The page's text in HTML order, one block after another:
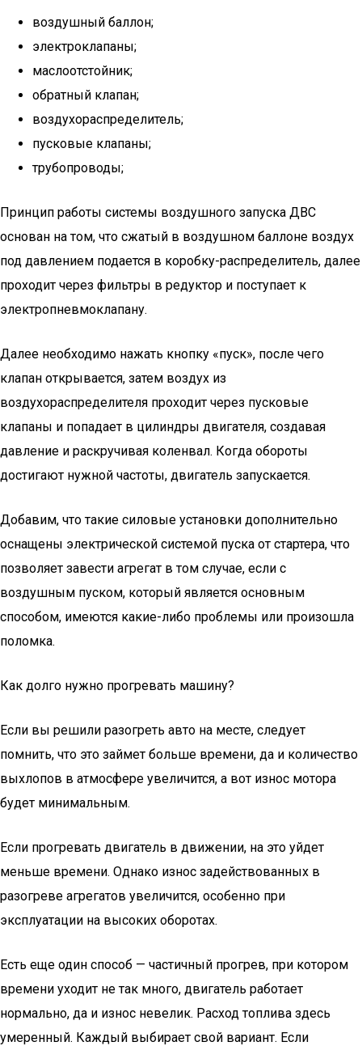
воздушный баллон;
электроклапаны;
маслоотстойник;
обратный клапан;
воздухораспределитель;
пусковые клапаны;
трубопроводы;
Принцип работы системы воздушного запуска ДВС
основан на том, что сжатый в воздушном баллоне воздух
под давлением подается в коробку-распределитель, далее
проходит через фильтры в редуктор и поступает к
электропневмоклапану.
Далее необходимо нажать кнопку «пуск», после чего
клапан открывается, затем воздух из
воздухораспределителя проходит через пусковые
клапаны и попадает в цилиндры двигателя, создавая
давление и раскручивая коленвал. Когда обороты
достигают нужной частоты, двигатель запускается.
Добавим, что такие силовые установки дополнительно
оснащены электрической системой пуска от стартера, что
позволяет завести агрегат в том случае, если с
воздушным пуском, который является основным
способом, имеются какие-либо проблемы или произошла
поломка.
Как долго нужно прогревать машину?
Если вы решили разогреть авто на месте, следует
помнить, что это займет больше времени, да и количество
выхлопов в атмосфере увеличится, а вот износ мотора
будет минимальным.
Если прогревать двигатель в движении, на это уйдет
меньше времени. Однако износ задействованных в
разогреве агрегатов увеличится, особенно при
эксплуатации на высоких оборотах.
Есть еще один способ — частичный прогрев, при котором
времени уходит не так много, двигатель работает
нормально, да и износ невелик. Расход топлива здесь
умеренный. Каждый выбирает свой вариант. Если